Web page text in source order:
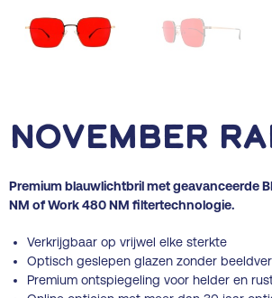
November
Premium blauwlichtbril met geavanceerde
NM of Work 480 NM filtertechnologie.
Verkrijgbaar op vrijwel elke sterkte
Optisch geslepen glazen zonder
Premium ontspiegeling voor helder en